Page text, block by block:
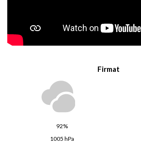
Firmat
92%
1005 hPa